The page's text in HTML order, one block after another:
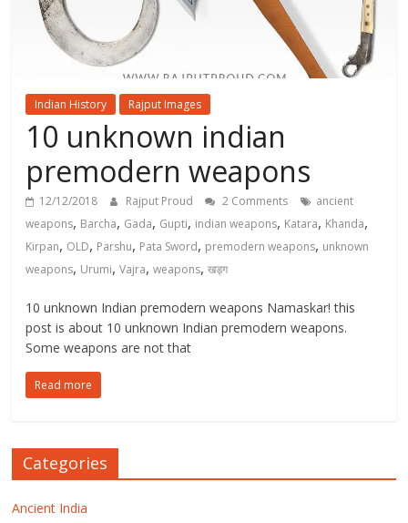
Indian History Rajput Images
10 unknown indian
premodern weapons
12/12/2018 Rajput Proud 2 Comments
ancient
weapons, Barcha, Gada, Gupti, indian weapons, Katara, Khanda,
Kirpan, OLD, Parshu, Pata Sword, premodern weapons, unknown
weapons, Urumi,Vajra,weapons,खड्ग
10 unknown Indian premodern weapons Namaskar! this
post is about 10 unknown Indian premodern weapons.
Some weapons are not that
Read more
Categories
Ancient India